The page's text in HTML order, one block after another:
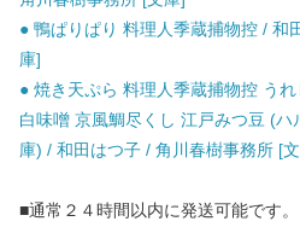
● 鴨ぱりぱり 料理人季蔵捕物控 / 和
庫]
● 焼き天ぷら 料理人季蔵捕物控 う
白味噌 京風鯛尽くし 江戸みつ豆 (
庫) / 和田はつ子 / 角川春樹事務所 [
■通常２４時間以内に発送可能です。